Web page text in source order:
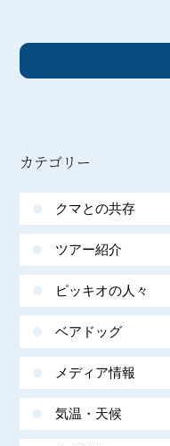
カテゴリー
クマとの共存
ツアー紹介
ピッキオの人々
ベアドッグ
メディア情報
気温・天候